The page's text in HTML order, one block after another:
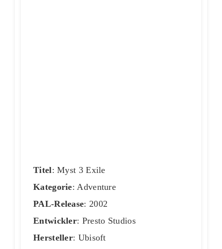
Titel: Myst 3 Exile
Kategorie: Adventure
PAL-Release: 2002
Entwickler: Presto Studios
Hersteller: Ubisoft